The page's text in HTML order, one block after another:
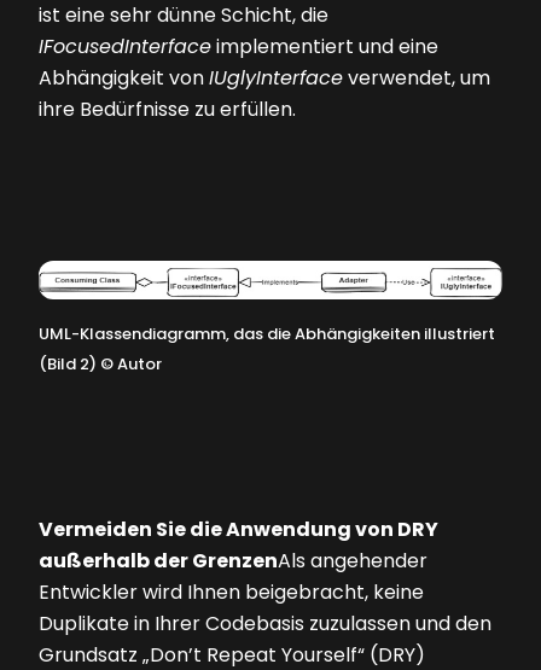
ist eine sehr dünne Schicht, die
IFocusedInterfaceimplementiert und eine
Abhängigkeit vonIUglyInterfaceverwendet, um
ihre Bedürfnisse zu erfüllen.
UML-Klassendiagramm, das die Abhängigkeiten illustriert
(Bild 2) ©Autor
Vermeiden Sie die Anwendung von DRY
außerhalb der GrenzenAls angehender
Entwickler wird Ihnen beigebracht, keine
Duplikate in Ihrer Codebasis zuzulassen und den
Grundsatz „Don’t Repeat Yourself“ (DRY)